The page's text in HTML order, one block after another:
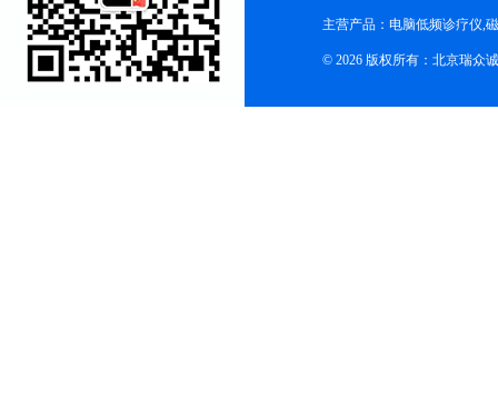
主营产品：电脑低频诊疗仪,
© 2026 版权所有：北京瑞众